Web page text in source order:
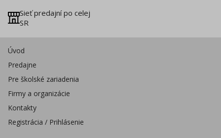
Sieť predajní po celej
SR
Úvod
Predajne
Pre školské zariadenia
Firmy a organizácie
Kontakty
Registrácia / Prihlásenie